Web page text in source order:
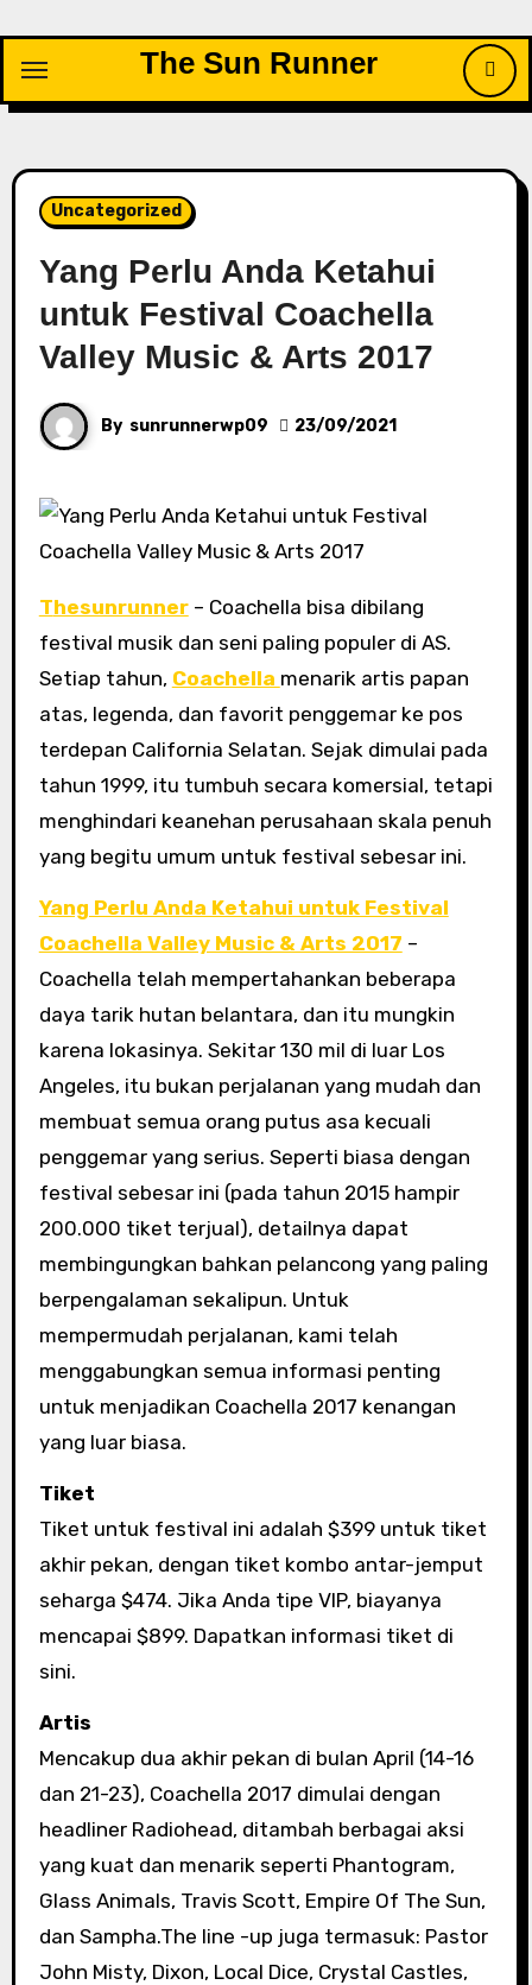
content
The Sun Runner
Uncategorized
Yang Perlu Anda Ketahui
untuk Festival Coachella
Valley Music & Arts 2017
By sunrunnerwp09 23/09/2021
Thesunrunner – Coachella bisa dibilang
festival musik dan seni paling populer di AS.
Setiap tahun, Coachella menarik artis papan
atas, legenda, dan favorit penggemar ke pos
terdepan California Selatan. Sejak dimulai pada
tahun 1999, itu tumbuh secara komersial, tetapi
menghindari keanehan perusahaan skala penuh
yang begitu umum untuk festival sebesar ini.
Yang Perlu Anda Ketahui untuk Festival
Coachella Valley Music & Arts 2017 –
Coachella telah mempertahankan beberapa
daya tarik hutan belantara, dan itu mungkin
karena lokasinya. Sekitar 130 mil di luar Los
Angeles, itu bukan perjalanan yang mudah dan
membuat semua orang putus asa kecuali
penggemar yang serius. Seperti biasa dengan
festival sebesar ini (pada tahun 2015 hampir
200.000 tiket terjual), detailnya dapat
membingungkan bahkan pelancong yang paling
berpengalaman sekalipun. Untuk
mempermudah perjalanan, kami telah
menggabungkan semua informasi penting
untuk menjadikan Coachella 2017 kenangan
yang luar biasa.
Tiket
Tiket untuk festival ini adalah $399 untuk tiket
akhir pekan, dengan tiket kombo antar-jemput
seharga $474. Jika Anda tipe VIP, biayanya
mencapai $899. Dapatkan informasi tiket di
sini.
Artis
Mencakup dua akhir pekan di bulan April (14-16
dan 21-23), Coachella 2017 dimulai dengan
headliner Radiohead, ditambah berbagai aksi
yang kuat dan menarik seperti Phantogram,
Glass Animals, Travis Scott, Empire Of The Sun,
dan Sampha.The line -up juga termasuk: Pastor
John Misty, Dixon, Local Dice, Crystal Castles,